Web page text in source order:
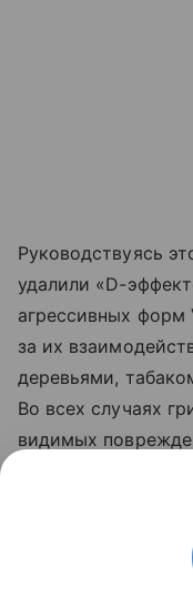
Руководствуясь
удалили «D-
агрессивных форм
за их
деревьями,
Во всех случаях
видимых
создания новых
которые будут
и защищать